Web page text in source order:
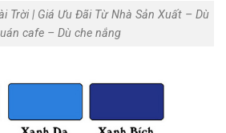
Trời | Giá Ưu Đãi Từ Nhà Sản Xuất‎ – Dù
cafe – Dù che nắng